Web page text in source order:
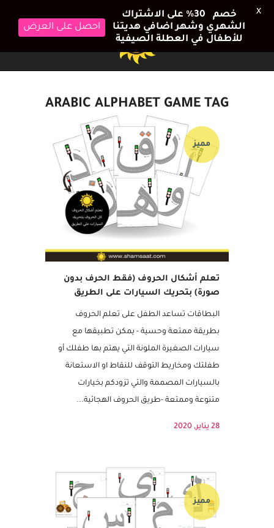
ARABIC ALPHABET GAME TAG
تعلم أشكال الحروف (فقط الحرف بدون
مميز
البطاقات تساعد الطفل على تعلم الحروف
بطريقة ممتعة وحسية - يمكن تطبيقها مع
سيارات الصغيرة الملونة التي يهتم بها طفلك أو
طفلتك ومخاريط التوقف للنقاط او الاستعانة
بالسيارات المصممة والتي تزودكم بخيارات
مميز
خصم 30٪ على الاشتراك
الشهري وشهر اضافي هديتنا
للأطفال في العطلة الصيفية
احصل على العرض
X